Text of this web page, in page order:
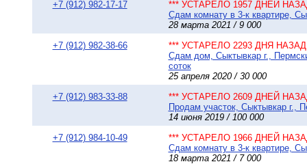
+7 (912) 982-17-17
*** УСТАРЕЛО 1957 ДНЕЙ
Сдам комнату в 3-к квартире,
28 марта 2021 / 9 000
+7 (912) 982-38-66
*** УСТАРЕЛО 2293 ДНЯ НАЗАД
Сдам дом, Сыктывкар г.,
соток
25 апреля 2020 / 30 000
+7 (912) 983-33-88
*** УСТАРЕЛО 2609 ДНЕЙ
Продам участок, Сыктывкар г.,
14 июня 2019 / 100 000
+7 (912) 984-10-49
*** УСТАРЕЛО 1966 ДНЕЙ
Сдам комнату в 3-к квартире,
18 марта 2021 / 7 000